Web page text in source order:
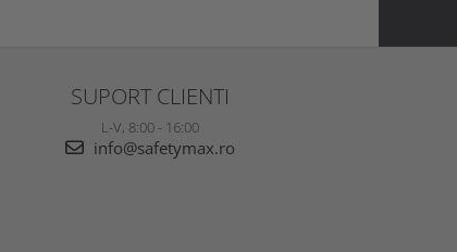
SUPORT CLIENTI
L-V, 8:00 - 16:00
info@safetymax.ro